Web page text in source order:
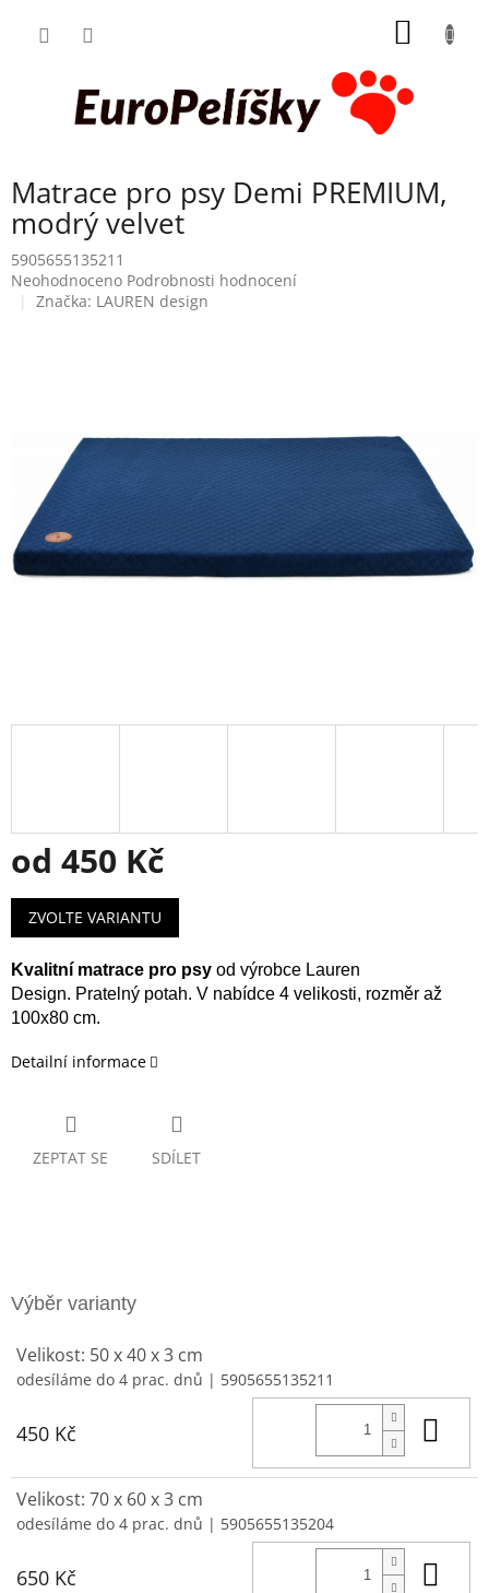
Matrace pro psy Demi PREMIUM,
modrý velvet
5905655135211
Průměrné
hodnocení
Neohodnoceno Podrobnosti hodnocení
Značka: LAUREN design
od 450 Kč
Měrná
cena:
ZVOLTE VARIANTU
Kvalitní matrace pro psy od výrobce Lauren
Design. Pratelný potah. V nabídce 4 velikosti, rozměr až
100x80 cm.
Detailní informace
ZEPTAT SE SDÍLET
Velikost: 50 x 40 x 3 cm
odesíláme do 4 prac. dnů | 5905655135211
450 Kč
Velikost: 70 x 60 x 3 cm
odesíláme do 4 prac. dnů | 5905655135204
650 Kč